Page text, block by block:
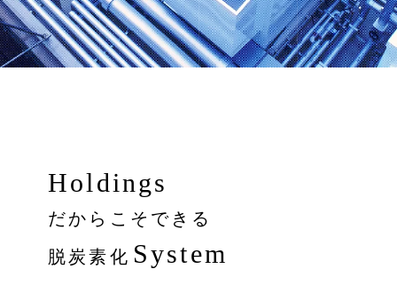
Holdings
だからこそできる
脱炭素化 System